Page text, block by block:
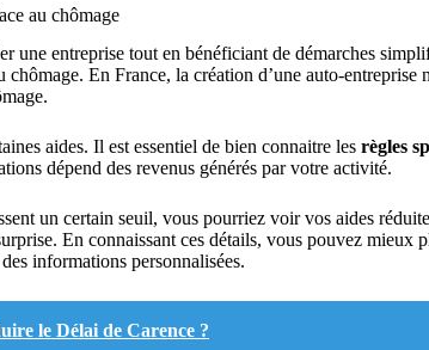
au chômage
une entreprise tout en bénéficiant de démarches
En France, la création d’une auto-entreprise
aides. Il est essentiel de bien connaitre les règles
dépend des revenus générés par votre activité.
un certain seuil, vous pourriez voir vos aides
En connaissant ces détails, vous pouvez mieux
informations personnalisées.
le Délai de Carence ?